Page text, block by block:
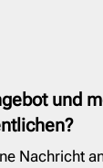
und
Nachricht